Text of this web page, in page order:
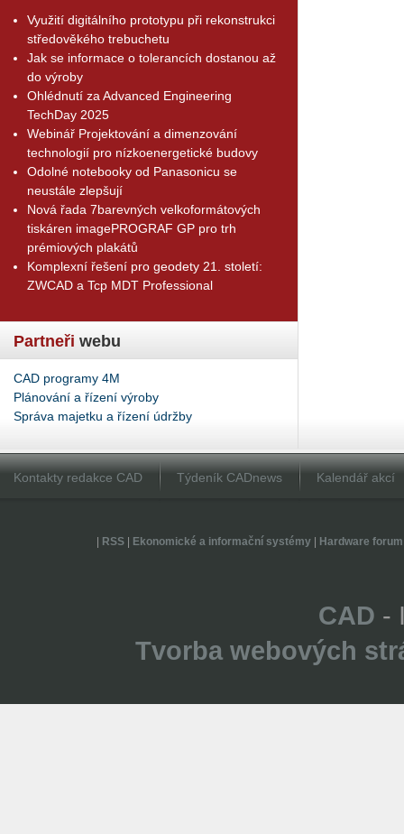
Využití digitálního prototypu při rekonstrukci
středověkého trebuchetu
Jak se informace o tolerancích dostanou až
do výroby
Ohlédnutí za Advanced Engineering
TechDay 2025
Webinář Projektování a dimenzování
technologií pro nízkoenergetické budovy
Odolné notebooky od Panasonicu se
neustále zlepšují
Nová řada 7barevných velkoformátových
tiskáren imagePROGRAF GP pro trh
prémiových plakátů
Komplexní řešení pro geodety 21. století:
ZWCAD a Tcp MDT Professional
Partneři webu
CAD programy 4M
Plánování a řízení výroby
Správa majetku a řízení údržby
Kontakty redakce CAD Týdeník CADnews Kalendář akcí
RSS| Ekonomické a informační systémy| Hardware forum
CAD -
Tvorba webových